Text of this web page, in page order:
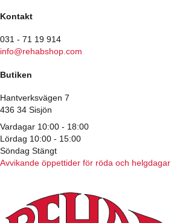
Kontakt
031 - 71 19 914
info@rehabshop.com
Butiken
Hantverksvägen 7
436 34 Sisjön
Vardagar 10:00 - 18:00
Lördag 10:00 - 15:00
Söndag Stängt
Avvikande öppettider för röda och helgdagar